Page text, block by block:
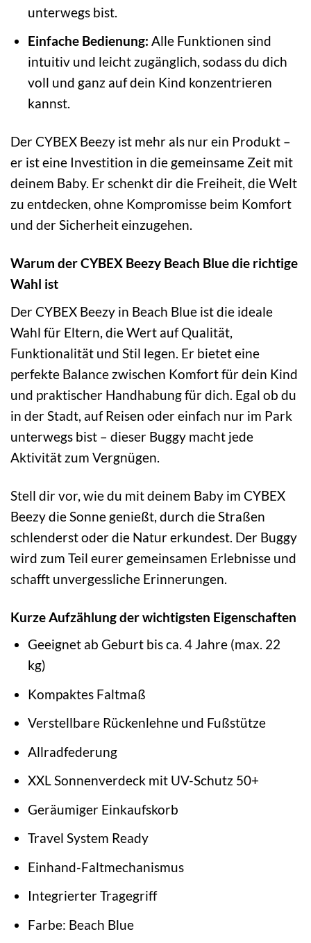
unterwegs bist.
Einfache Bedienung: Alle Funktionen sind
intuitiv und leicht zugänglich, sodass du dich
voll und ganz auf dein Kind konzentrieren
kannst.
Der CYBEX Beezy ist mehr als nur ein Produkt –
er ist eine Investition in die gemeinsame Zeit mit
deinem Baby. Er schenkt dir die Freiheit, die Welt
zu entdecken, ohne Kompromisse beim Komfort
und der Sicherheit einzugehen.
Warum der CYBEX Beezy Beach Blue die richtige
Wahl ist
Der CYBEX Beezy in Beach Blue ist die ideale
Wahl für Eltern, die Wert auf Qualität,
Funktionalität und Stil legen. Er bietet eine
perfekte Balance zwischen Komfort für dein Kind
und praktischer Handhabung für dich. Egal ob du
in der Stadt, auf Reisen oder einfach nur im Park
unterwegs bist – dieser Buggy macht jede
Aktivität zum Vergnügen.
Stell dir vor, wie du mit deinem Baby im CYBEX
Beezy die Sonne genießt, durch die Straßen
schlenderst oder die Natur erkundest. Der Buggy
wird zum Teil eurer gemeinsamen Erlebnisse und
schafft unvergessliche Erinnerungen.
Kurze Aufzählung der wichtigsten Eigenschaften
Geeignet ab Geburt bis ca. 4 Jahre (max. 22
kg)
Kompaktes Faltmaß
Verstellbare Rückenlehne und Fußstütze
Allradfederung
XXL Sonnenverdeck mit UV-Schutz 50+
Geräumiger Einkaufskorb
Travel System Ready
Einhand-Faltmechanismus
Integrierter Tragegriff
Farbe: Beach Blue